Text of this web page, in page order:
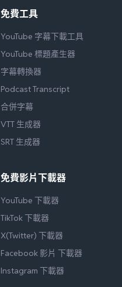
免費工具
YouTube 字幕下載工具
YouTube 標題產生器
字幕轉換器
Podcast Transcript
合併字幕
VTT 生成器
SRT 生成器
免費影片下載器
YouTube 下載器
TikTok 下載器
X(Twitter) 下載器
Facebook 影片 下載器
Instagram 下載器